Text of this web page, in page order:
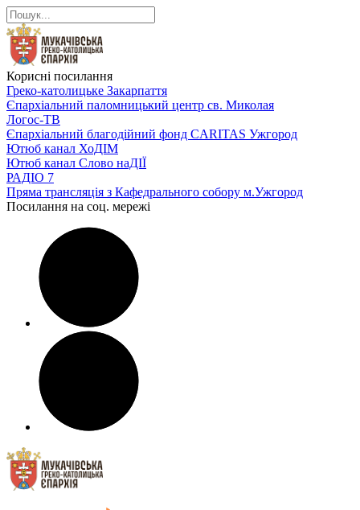
Корисні посилання
Греко-католицьке Закарпаття
Єпархіальний паломницький центр св. Миколая
Логос-ТВ
Єпархіальний благодійний фонд CARITAS Ужгород
Ютюб канал ХоДІМ
Ютюб канал Слово наДІЇ
РАДІО 7
Пряма трансляція з Кафедрального собору м.Ужгород
Посилання на соц. мережі